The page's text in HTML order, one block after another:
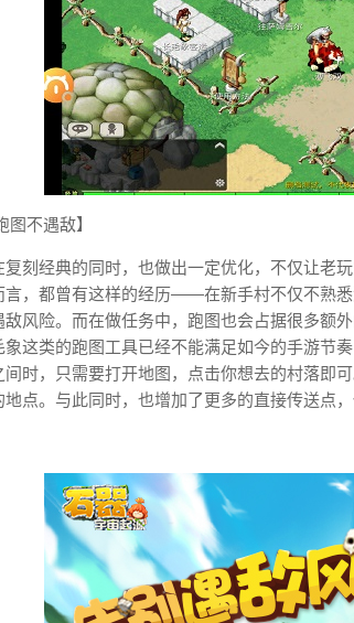
图不遇敌】
复刻经典的同时，也做出一定优化，不仅让老
言，都曾有这样的经历——在新手村不仅不熟
风险。而在做任务中，跑图也会占据很多额
这类的跑图工具已经不能满足如今的手游节
时，只需要打开地图，点击你想去的村落即
点。与此同时，也增加了更多的直接传送点，